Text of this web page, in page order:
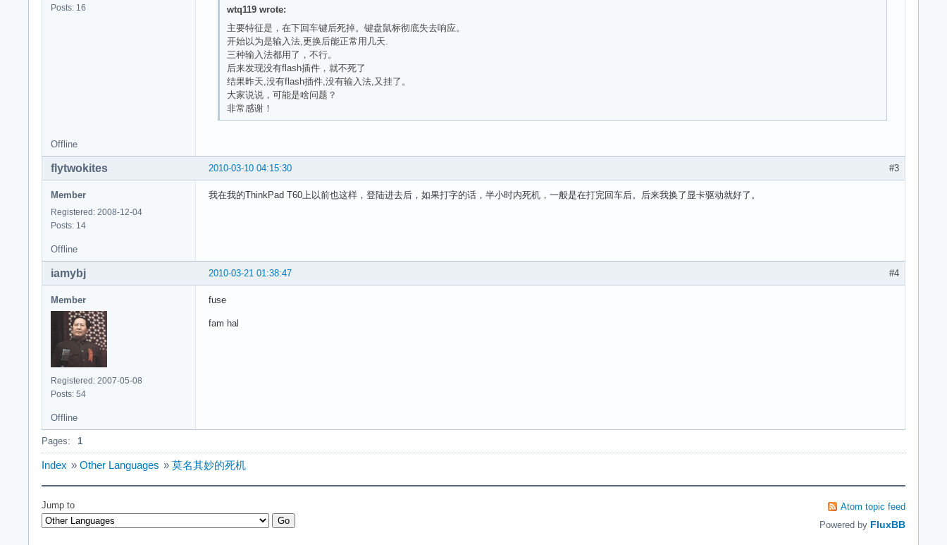
Posts: 16
wtq119 wrote:
主要特征是，在下回车键后死掉。键盘鼠标彻底失去响应。
开始以为是输入法,更换后能正常用几天.
三种输入法都用了，不行。
后来发现没有flash插件，就不死了
结果昨天,没有flash插件,没有输入法,又挂了。
大家说说，可能是啥问题？
非常感谢！
Offline
#3
2010-03-10 04:15:30
flytwokites
Member
Registered: 2008-12-04
Posts: 14
我在我的ThinkPad T60上以前也这样，登陆进去后，如果打字的话，半小时内死机，一般是在打完回车后。后来我换了显卡驱动就好了。
Offline
#4
2010-03-21 01:38:47
iamybj
Member
Registered: 2007-05-08
Posts: 54
fuse
fam hal
Offline
Pages: 1
Index » Other Languages » 莫名其妙的死机
Jump to
Atom topic feed
Powered by FluxBB